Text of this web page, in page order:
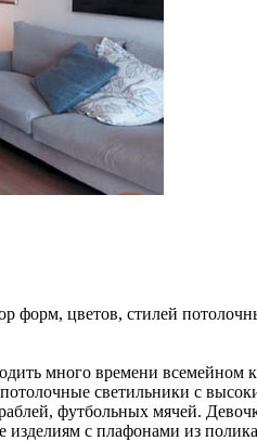
форм, цветов, стилей
много времени всемейном
светильники с
футбольных мячей.
с плафонами из